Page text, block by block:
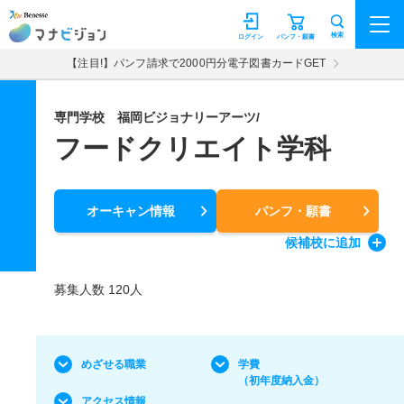
マナビジョン パンフ・願書
ログイン 検索
【注目!】パンフ請求で2000円分電子図書カードGET
専門学校 福岡ビジョナリーアーツ/
フードクリエイト学科
オーキャン情報 パンフ・願書
候補校に追加
募集人数 120人
めざせる職業
学費
（初年度納入金）
アクセス情報